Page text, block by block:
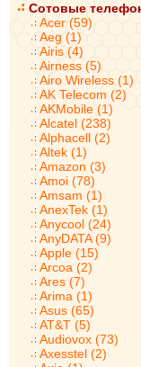
Сотовые
Acer (59)
Aeg (1)
Airis (4)
Airness (5)
Airo Wireless (1)
AK Telecom (2)
AKMobile (1)
Alcatel (238)
Alphacell (2)
Altek (1)
Amazon (3)
Amoi (78)
Amsam (1)
AnexTek (1)
Anycool (24)
AnyDATA (9)
Apple (15)
Arcoa (2)
Ares (7)
Arima (1)
Asus (65)
AT&T (5)
Audiovox (73)
Axesstel (2)